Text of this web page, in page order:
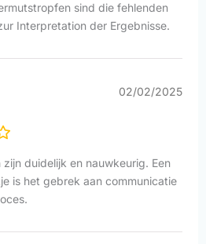
sind die fehlenden
Interpretation der Ergebnisse.
02/02/2025
zijn duidelijk en nauwkeurig. Een
is het gebrek aan communicatie